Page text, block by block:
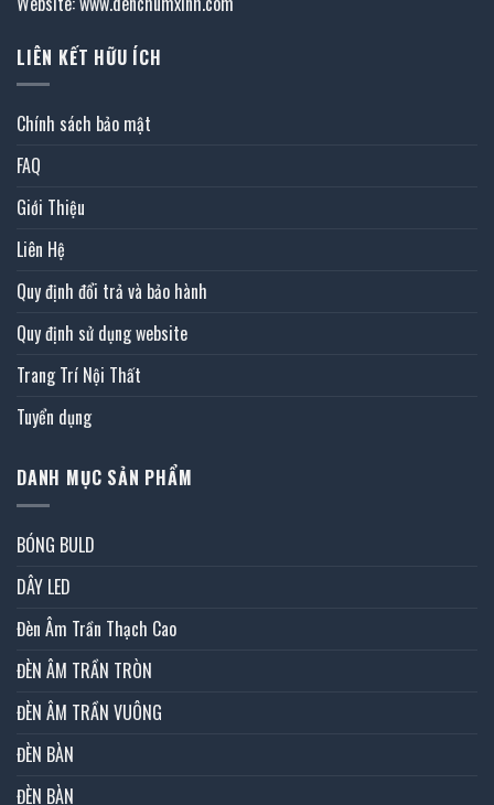
LIÊN KẾT HỮU ÍCH
Chính sách bảo mật
FAQ
Giới Thiệu
Liên Hệ
Quy định đổi trả và bảo hành
Quy định sử dụng website
Trang Trí Nội Thất
Tuyển dụng
DANH MỤC SẢN PHẨM
BÓNG BULD
DÂY LED
Đèn Âm Trần Thạch Cao
ĐÈN ÂM TRẦN TRÒN
ĐÈN ÂM TRẦN VUÔNG
ĐÈN BÀN
ĐÈN BÀN